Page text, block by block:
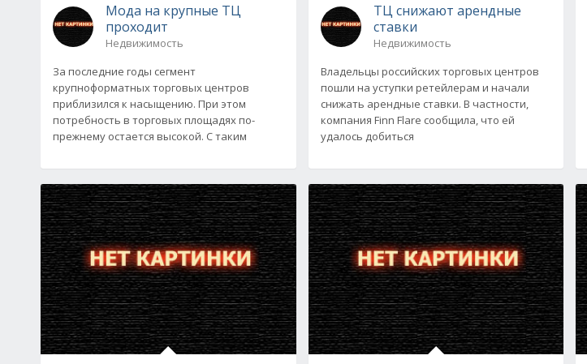
Мода на крупные ТЦ
проходит
Недвижимость
За последние годы сегмент
крупноформатных торговых центров
приблизился к насыщению. При этом
потребность в торговых площадях по-
прежнему остается высокой. С таким
ТЦ снижают арендные
ставки
Недвижимость
Владельцы российских торговых центров
пошли на уступки ретейлерам и начали
снижать арендные ставки. В частности,
компания Finn Flare сообщила, что ей
удалось добиться